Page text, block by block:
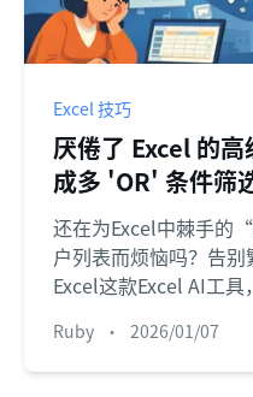
Excel 技巧
厌倦了 Excel 的
成多 'OR' 条件筛
还在为Excel中棘手的
户列表而烦恼吗？告
Excel这款Excel AI工
Ruby • 2026/01/07